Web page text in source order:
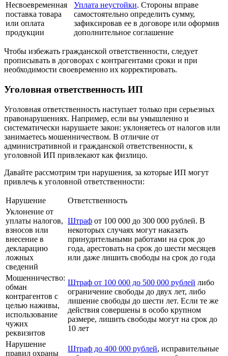
Несвоевременная
поставка товара
или оплата
продукции
Уплата неустойки. Стороны вправе
самостоятельно определить сумму,
зафиксировав ее в договоре или оформив
дополнительное соглашение
Чтобы избежать гражданской ответственности, следует
прописывать в договорах с контрагентами сроки и при
необходимости своевременно их корректировать.
Уголовная ответственность ИП
Уголовная ответственность наступает только при серьезных
правонарушениях. Например, если вы умышленно и
систематически нарушаете закон: уклоняетесь от налогов или
занимаетесь мошенничеством. В отличие от
административной и гражданской ответственности, к
уголовной ИП привлекают как физлицо.
Давайте рассмотрим три нарушения, за которые ИП могут
привлечь к уголовной ответственности:
Нарушение
Ответственность
Уклонение от
уплаты налогов,
взносов или
внесение в
декларацию
ложных
сведений
Штраф от 100 000 до 300 000 рублей. В
некоторых случаях могут наказать
принудительными работами на срок до
года, арестовать на срок до шести месяцев
или даже лишить свободы на срок до года
Мошенничество:
обман
контрагентов с
целью наживы,
использование
чужих
реквизитов
Штраф от 100 000 до 500 000 рублей либо
ограничение свободы до двух лет, либо
лишение свободы до шести лет. Если те же
действия совершены в особо крупном
размере, лишить свободы могут на срок до
10 лет
Нарушение
правил охраны
Штраф до 400 000 рублей, исправительные